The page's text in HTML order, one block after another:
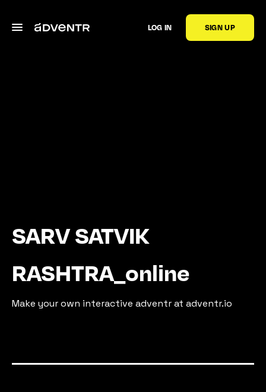
LOG IN SIGN UP
SARV SATVIK
RASHTRA_online
Make your own interactive adventr at adventr.io